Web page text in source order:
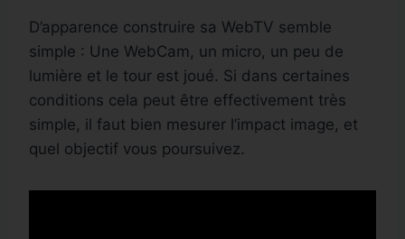
D’apparence construire sa WebTV semble
simple : Une WebCam, un micro, un peu de
lumière et le tour est joué. Si dans certaines
conditions cela peut être effectivement très
simple, il faut bien mesurer l’impact image, et
quel objectif vous poursuivez.